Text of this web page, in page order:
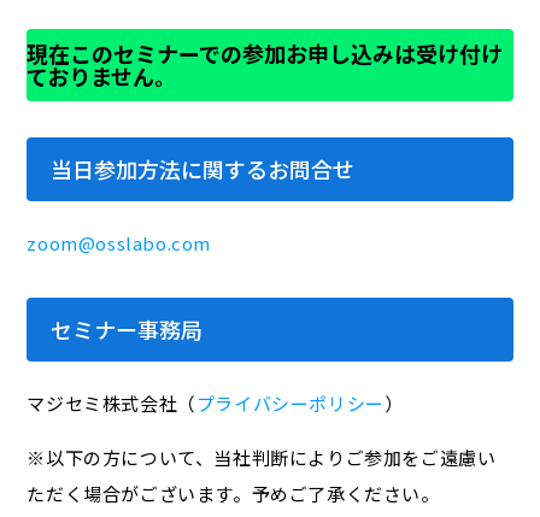
現在このセミナーでの参加お申し込みは受け付け
ておりません。
当日参加方法に関するお問合せ
zoom@osslabo.com
セミナー事務局
マジセミ株式会社（プライバシーポリシー）
※以下の方について、当社判断によりご参加をご遠慮い
ただく場合がございます。予めご了承ください。